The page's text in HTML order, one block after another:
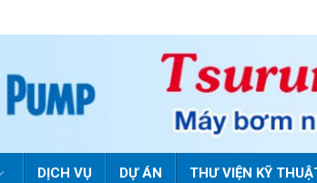
DỊCH VỤ DỰ ÁN THƯ VIỆN KỸ